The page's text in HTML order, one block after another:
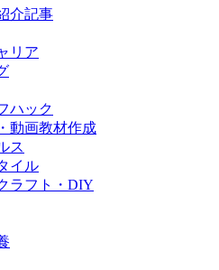
介記事
リア
ハック
動画教材作成
ス
イル
ラフト・DIY